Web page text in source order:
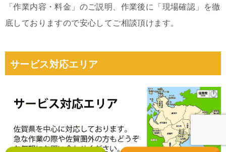
「作業内容・料金」のご説明、作業後に「現場確認」を徹
底しておりますので安心してご相談頂けます。
サービス対応エリア